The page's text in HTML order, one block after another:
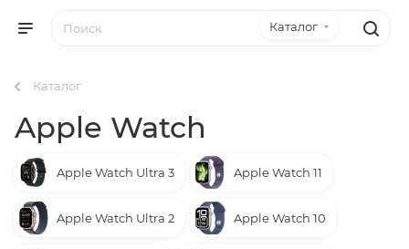
Каталог
Каталог
Apple Watch
Apple Watch Ultra 3 Apple Watch 11
Apple Watch Ultra 2 Apple Watch 10